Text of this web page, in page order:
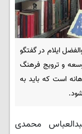
ایلام در گفتگو
و ترویج فرهنگ
است که باید به
محمدی